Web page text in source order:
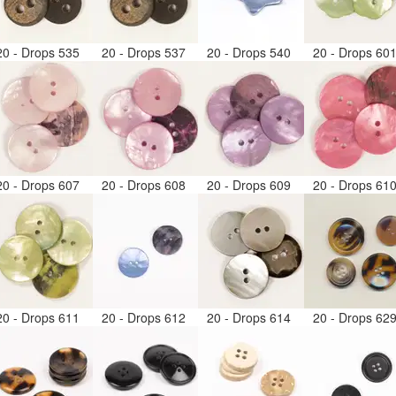
- Drops 535 20 - Drops 537 20 - Drops 540 20 - Drops
- Drops 607 20 - Drops 608 20 - Drops 609 20 - Drops
- Drops 611 20 - Drops 612 20 - Drops 614 20 - Drops